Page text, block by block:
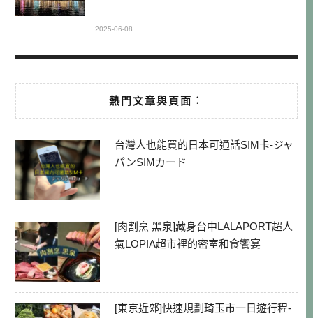
2025-06-08
熱門文章與頁面︰
台灣人也能買的日本可通話SIM卡-ジャ
パンSIMカード
[肉割烹 黑泉]藏身台中LALAPORT超人
氣LOPIA超市裡的密室和食饗宴
[東京近郊]快速規劃琦玉市一日遊行程-